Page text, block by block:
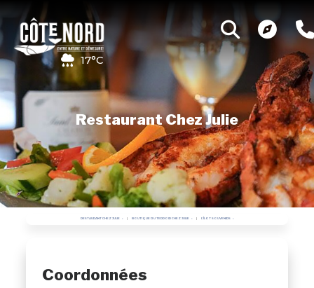
17°C
Restaurant Chez Julie
RESTAURANT CHEZ JULIE BOUTIQUE DU TERROIR CHEZ JULIE L'ÎLOT SOUVENIRS
Coordonnées